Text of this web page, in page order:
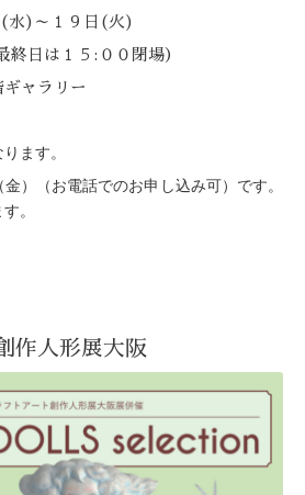
( 水 ) ～１９日 ( 火 )
終日は１５ : ００閉場）
ャラリー
ます。
）（お電話でのお申し込み可）です。
。
作人形展大阪